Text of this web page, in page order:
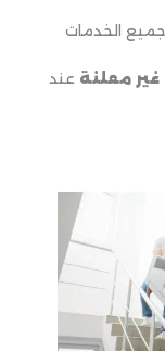
الخدمات
معلنة عند